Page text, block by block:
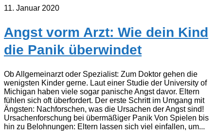
11. Januar 2020
Angst vorm Arzt: Wie dein Kind
die Panik überwindet
Ob Allgemeinarzt oder Spezialist: Zum Doktor gehen die
wenigsten Kinder gerne. Laut einer Studie der University of
Michigan haben viele sogar panische Angst davor. Eltern
fühlen sich oft überfordert. Der erste Schritt im Umgang mit
Ängsten: Nachforschen, was die Ursachen der Angst sind!
Ursachenforschung bei übermäßiger Panik Von Spielen bis
hin zu Belohnungen: Eltern lassen sich viel einfallen, um...